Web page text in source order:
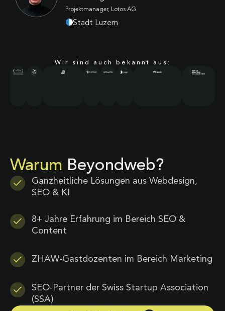
Projektmanager, Lotos AG
Stadt Luzern
Wir sind auch bekannt aus:
Warum Beyondweb?
Ganzheitliche Lösungen aus Webdesign,
SEO & KI
8+ Jahre Erfahrung im Bereich SEO &
Content
ZHAW-Gastdozenten im Bereich Marketing
SEO-Partner der Swiss Startup Association
(SSA)